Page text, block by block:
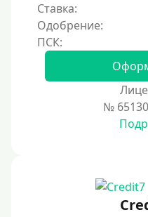
Роботы займов
Онлайн на карту в
Без списания денег с
Денежным переводом
На электронный
Без привязки карты
Ставка:
Одобрение:
№